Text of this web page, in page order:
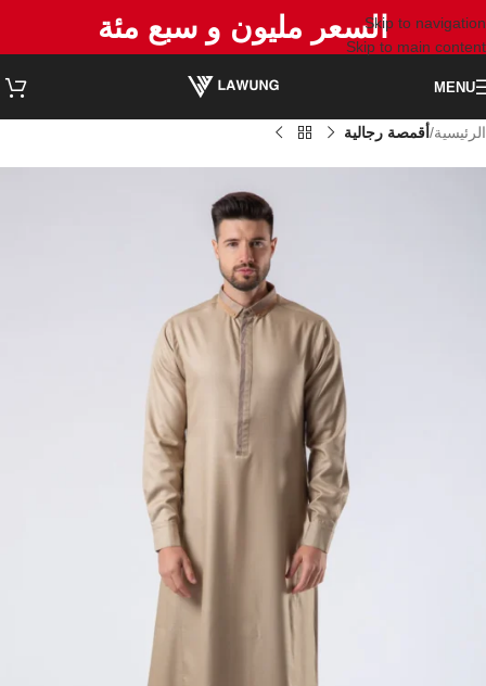
Skip to navigation
Skip to main content
السعر مليون و سبع مئة
MENU
الرئيسية أقمصة رجالية